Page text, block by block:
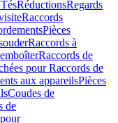
RéductionsRegards
Raccords
Pièces
Raccords à
Raccords de
pour Raccords de
aux appareilsPièces
Coudes de
de